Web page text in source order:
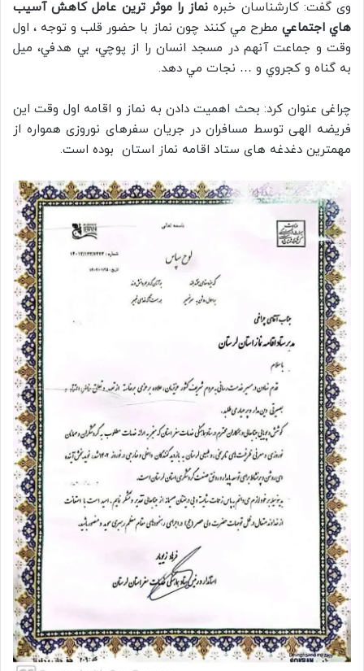
وی گفت: كارشناسان خبره نماز را موثر ترين عامل كاهش آسيب
هاي اجتماعي مطرح مي كنند چون نماز با حضور قلب و توجه ، اول
وقت و جماعت آنهم در مسجد انسان را از پوچي، بي هدفي، ميل
به گناه و كجروي و … نجات مي دهد.
چراغی عنوان کرد: بحث اهمیت دادن به نماز و اقامه اول وقت این
فریضه الهی توسط مسافران در جریان سفرهای نوروزی همواره از
مهمترین دغدغه های ستاد اقامه نماز استان بوده است.